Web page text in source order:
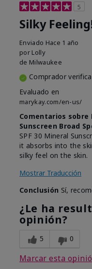
5
Silky
Enviado Hace 1 año
por Lolly
de Milwaukee
Comprador
Evaluado en
marykay.com/en-us/
Comentarios sobre
Sunscreen Broad
SPF 30 Mineral
it absorbs into the
silky feel on the skin.
Mostrar Traducción
Conclusión Sí,
¿Le ha
opinión?
5 0
Marcar esta